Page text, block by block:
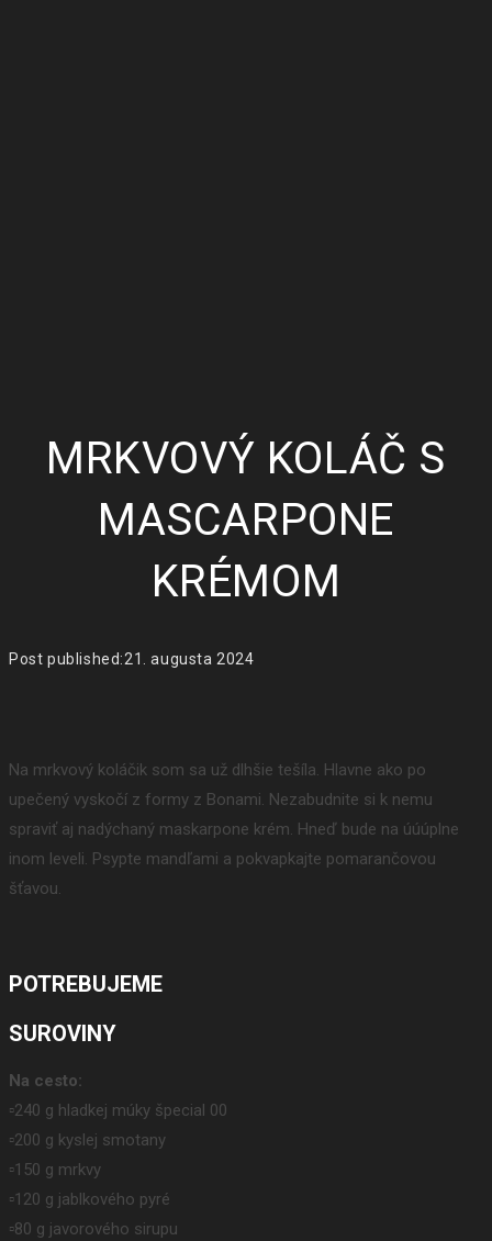
MRKVOVÝ KOLÁČ S
MASCARPONE
KRÉMOM
Post published:21. augusta 2024
Na mrkvový koláčik som sa už dlhšie tešíla. Hlavne ako po
upečený vyskočí z formy z Bonami. Nezabudnite si k nemu
spraviť aj nadýchaný maskarpone krém. Hneď bude na úúúplne
inom leveli. Psypte mandľami a pokvapkajte pomarančovou
šťavou.
POTREBUJEME
SUROVINY
Na cesto:
▫️240 g hladkej múky špecial 00
▫️200 g kyslej smotany
▫️150 g mrkvy
▫️120 g jablkového pyré
▫️80 g javorového sirupu